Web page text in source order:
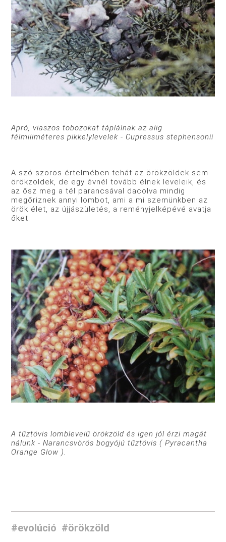
Apró, viaszos tobozokat táplálnak az alig
félmiliméteres pikkelylevelek - Cupressus stephensonii
A szó szoros értelmében tehát az örökzöldek sem
örökzöldek, de egy évnél tovább élnek leveleik, és
az ősz meg a tél parancsával dacolva mindig
megőriznek annyi lombot, ami a mi szemünkben az
örök élet, az újjászületés, a reményjelképévé avatja
őket.
A tűztövis lomblevelű örökzöld és igen jól érzi magát
nálunk - Narancsvörös bogyójú tűztövis ( Pyracantha
Orange Glow ).
#evolúció #örökzöld